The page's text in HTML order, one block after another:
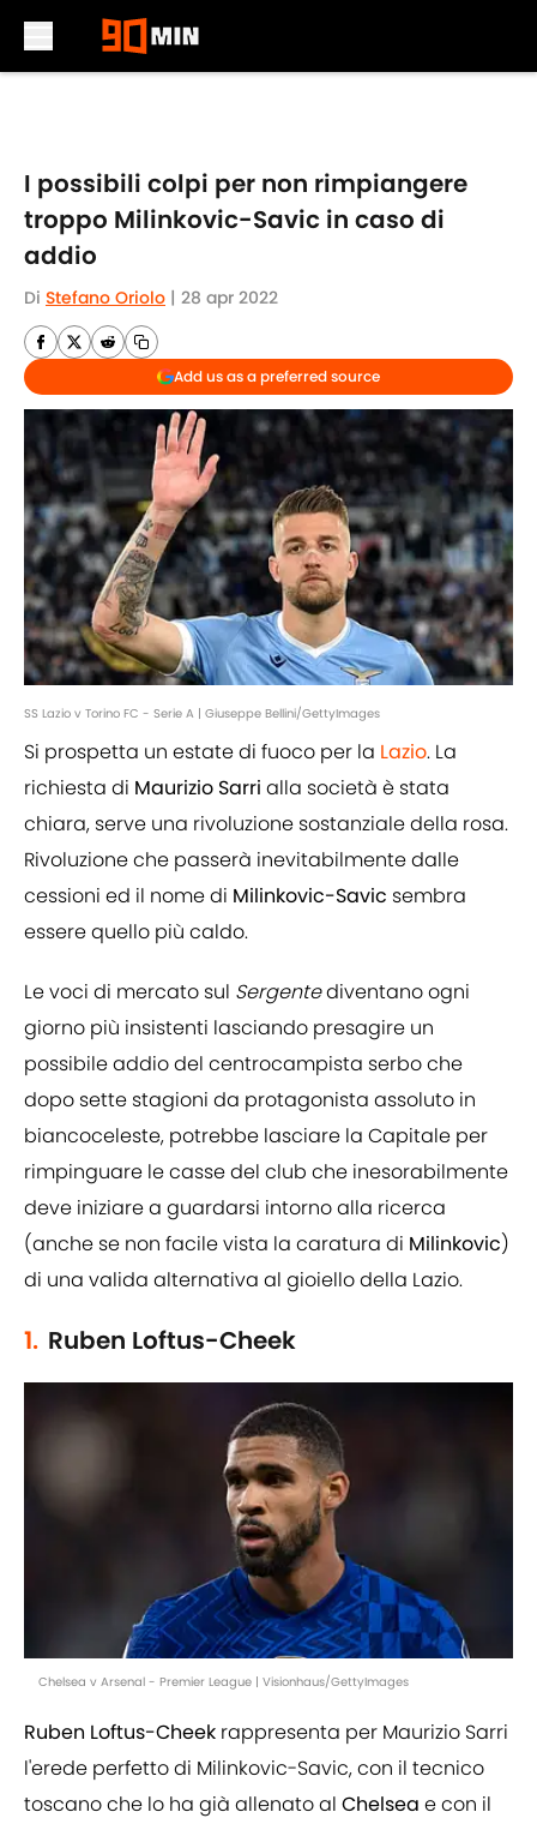
I possibili colpi per non rimpiangere
troppo Milinkovic-Savic in caso di
addio
Di Stefano Oriolo | 28 apr 2022
Add us as a preferred source
SS Lazio v Torino FC - Serie A | Giuseppe Bellini/GettyImages
Si prospetta un estate di fuoco per la Lazio. La
richiesta di Maurizio Sarri alla società è stata
chiara, serve una rivoluzione sostanziale della rosa.
Rivoluzione che passerà inevitabilmente dalle
cessioni ed il nome di Milinkovic-Savic sembra
essere quello più caldo.
Le voci di mercato sul Sergentediventano ogni
giorno più insistenti lasciando presagire un
possibile addio del centrocampista serbo che
dopo sette stagioni da protagonista assoluto in
biancoceleste, potrebbe lasciare la Capitale per
rimpinguare le casse del club che inesorabilmente
deve iniziare a guardarsi intorno alla ricerca
(anche se non facile vista la caratura di Milinkovic)
di una valida alternativa al gioiello della Lazio.
1. Ruben Loftus-Cheek
Chelsea v Arsenal - Premier League | Visionhaus/GettyImages
Ruben Loftus-Cheek rappresenta per Maurizio Sarri
l'erede perfetto di Milinkovic-Savic, con il tecnico
toscano che lo ha già allenato al Chelsea e con il